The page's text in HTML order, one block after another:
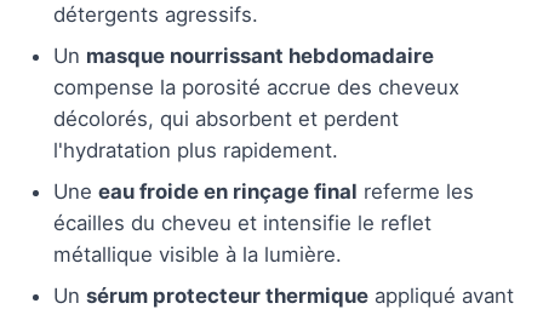
détergents agressifs.
Un masque nourrissant hebdomadaire
compense la porosité accrue des cheveux
décolorés, qui absorbent et perdent
l'hydratation plus rapidement.
Une eau froide en rinçage final referme les
écailles du cheveu et intensifie le reflet
métallique visible à la lumière.
Un sérum protecteur thermique appliqué avant